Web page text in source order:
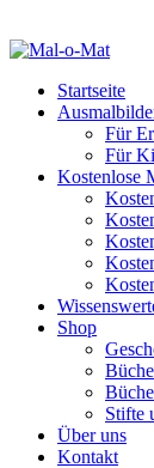
Startseite
Für
Für
Kostenlose
Shop
Stifte
Über uns
Kontakt